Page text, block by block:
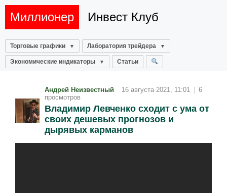
Миллионер Инвест Клуб
Торговые графики Лаборатория трейдера
Экономические индикаторы Статьи
Андрей Неизвестный 16 августа 2021, 11:01
6
просмотров
Владимир Левченко сходит с ума от
своих дешевых прогнозов и
дырявых карманов